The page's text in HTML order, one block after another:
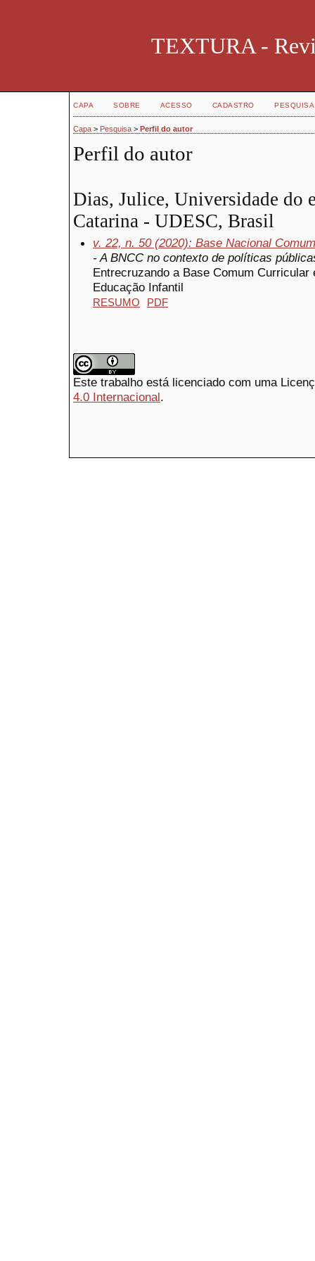
TEXTURA -
CAPA SOBRE ACESSO CADASTRO PESQUISA
Capa > Pesquisa > Perfil do autor
Perfil do autor
Dias, Julice, Universidade do
Catarina - UDESC, Brasil
v. 22, n. 50 (2020): Base Nacional
- A BNCC no contexto de políticas
Entrecruzando a Base Comum
Educação Infantil
RESUMO PDF
Este trabalho está licenciado com uma
4.0 Internacional.